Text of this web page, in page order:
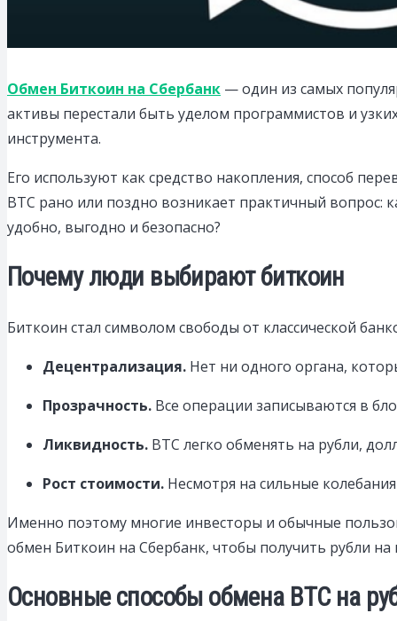
Обмен Биткоин на Сбербанк — один из самых
активы перестали быть уделом программистов и
инструмента.
Его используют как средство накопления, способ
BTC рано или поздно возникает практичный вопрос:
удобно, выгодно и безопасно?
Почему люди выбирают биткоин
Биткоин стал символом свободы от классической
Децентрализация. Нет ни одного органа,
Прозрачность. Все операции записываются в
Ликвидность. BTC легко обменять на рубли,
Рост стоимости. Несмотря на сильные
Именно поэтому многие инвесторы и обычные
обмен Биткоин на Сбербанк, чтобы получить рубли на
Основные способы обмена BTC на